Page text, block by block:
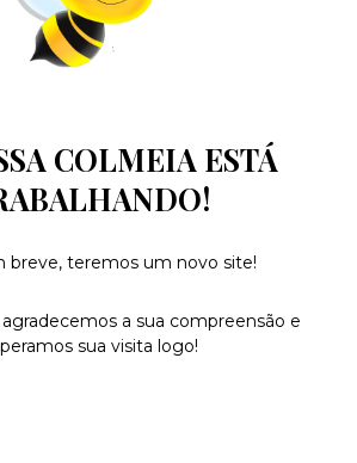
COLMEIA ESTÁ
breve, teremos um novo site!
a sua compreensão e
sua visita logo!